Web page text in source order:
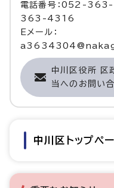
電話番号：052-
363-4316
Eメール：
中川区役所 区
当へのお問い
中川区トップペ